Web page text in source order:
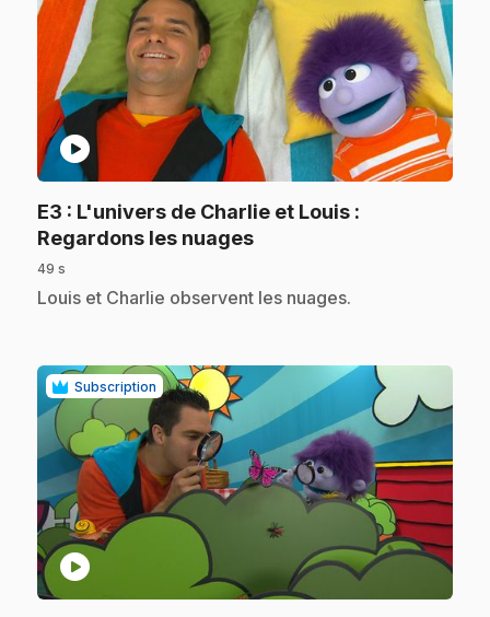
play_circle
E3 : L'univers de Charlie et Louis :
Regardons les nuages.
49 s
.Louis et Charlie observent les nuages.
Subscription
play_circle